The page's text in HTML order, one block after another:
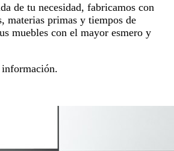
de tu necesidad, fabricamos con
materias primas y tiempos de
muebles con el mayor esmero y
información.